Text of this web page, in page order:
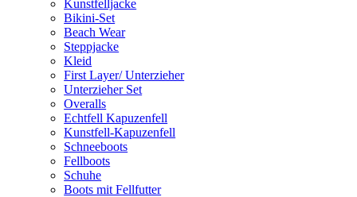
Kunstfelljacke
Bikini-Set
Beach Wear
Steppjacke
Kleid
First Layer/ Unterzieher
Unterzieher Set
Overalls
Echtfell Kapuzenfell
Kunstfell-Kapuzenfell
Schneeboots
Fellboots
Schuhe
Boots mit Fellfutter